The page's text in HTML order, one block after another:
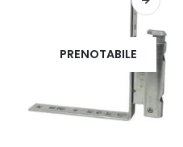
PRENOTABILE